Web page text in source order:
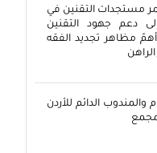
مستجدات التقنين في
إلى دعم جهود التقنين
مظاهر تجديد الفقه
الدائم للأردن